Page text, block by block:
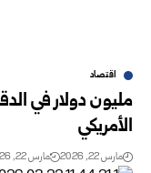
اقتصاد
مليون دولار في
الأمريكي
مارس 22, 2026 مارس 22, 2026